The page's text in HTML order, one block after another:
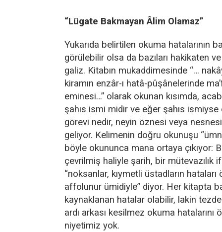
“Lügate Bakmayan Âlim Olamaz”
Yukarıda belirtilen okuma hatalarının
görülebilir olsa da bazıları hakikaten
galiz. Kitabın mukaddimesinde “…
kiramın enzâr-ı hatâ-pûşânelerinde
eminesi…” olarak okunan kısımda,
şahıs ismi midir ve eğer şahıs
görevi nedir, neyin öznesi veya
geliyor. Kelimenin doğru okunuşu
böyle okununca mana ortaya çıkıyor:
çevrilmiş haliyle şarih, bir mütevazılık
“noksanlar, kıymetli üstadların hataları
affolunur ümidiyle” diyor. Her kitapta
kaynaklanan hatalar olabilir, lakin
ardı arkası kesilmez okuma hatalarını
niyetimiz yok.